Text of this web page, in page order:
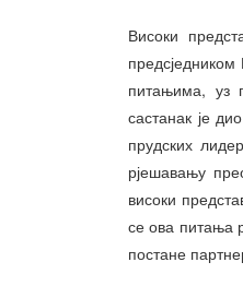
Високи
питањима, уз
састанак је
прудских
рјешавању
високи
се ова питања
постане